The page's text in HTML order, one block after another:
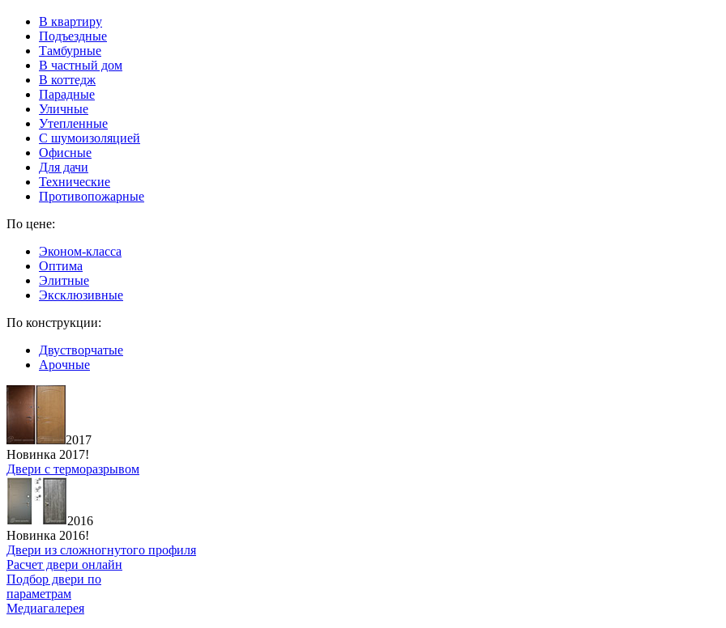
В квартиру
Подъездные
Тамбурные
В частный дом
В коттедж
Парадные
Уличные
Утепленные
C шумоизоляцией
Офисные
Для дачи
Технические
Противопожарные
По цене:
Эконом-класса
Оптима
Элитные
Эксклюзивные
По конструкции:
Двустворчатые
Арочные
2017
Новинка 2017!
Двери с терморазрывом
2016
Новинка 2016!
Двери из сложногнутого профиля
Расчет двери онлайн
Подбор двери по
параметрам
Медиагалерея